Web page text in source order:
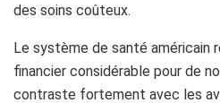
des soins coûteux.
Le système de santé américain
financier considérable pour de
contraste fortement avec les